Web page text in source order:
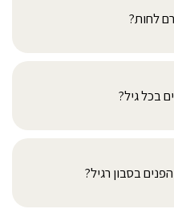
לחות?
בכל גיל?
בסבון רגיל?